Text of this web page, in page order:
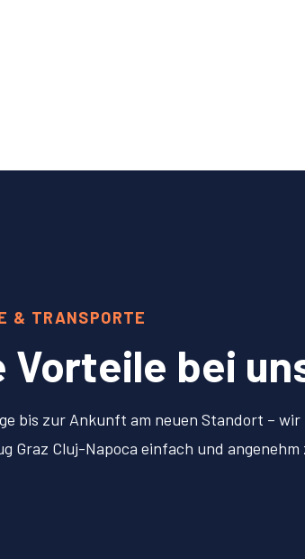
& TRANSPORTE
Vorteile bei
bis zur Ankunft am neuen Standort –
Graz Cluj-Napoca einfach und angenehm